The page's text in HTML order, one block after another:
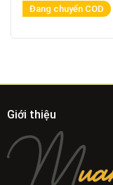
Đang chuyển COD
Giới thiệu